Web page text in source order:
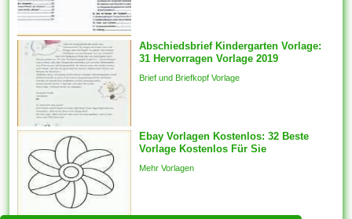
automatisch für die
ausgewählten Features
generiert des weiteren ein
fester Schnappschuss der
ausgewählten Features wird
mit welcher...
Abschiedsbrief Kindergarten Vorlage:
31 Hervorragen Vorlage 2019
Brief und Briefkopf Vorlage
Ebay Vorlagen Kostenlos: 32 Beste
Vorlage Kostenlos Für Sie
Mehr Vorlagen